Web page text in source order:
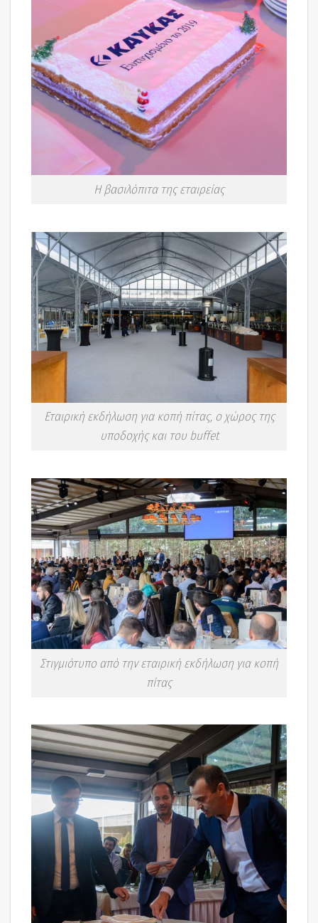
Η βασιλόπιτα της εταιρείας
Εταιρική εκδήλωση για κοπή πίτας, ο χώρος της
υποδοχής και του buffet
Στιγμιότυπο από την εταιρική εκδήλωση για κοπή
πίτας